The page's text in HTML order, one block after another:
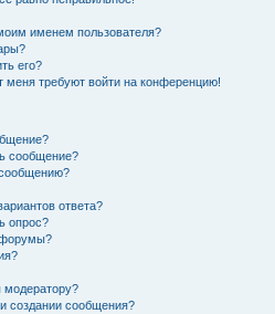
именем пользователя?
его?
меня требуют войти на конференцию!
сообщение?
ответа?
опрос?
модератору?
создании сообщения?